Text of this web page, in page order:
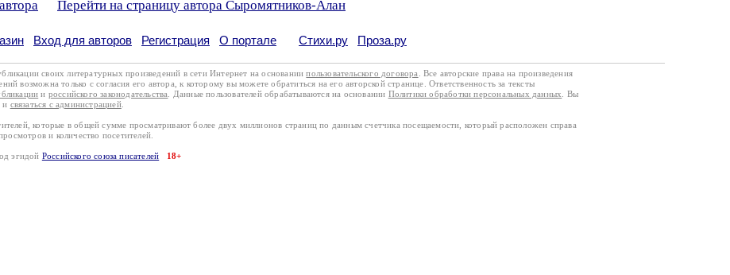
Перейти на страницу автора Сыромятников-Алан
Вход для авторов Регистрация О портале Стихи.ру Проза.ру
своих литературных произведений в сети Интернет на основаниипользовательского договора
. Все авторские права на произведения
возможна только с согласия его автора, к которому вы можете обратиться на его авторской странице. Ответственность за тексты
и российского законодательства . Данные пользователей обрабатываются на основании Политики обработки персональных данных
. Вы
и связаться с администрацией.
которые в общей сумме просматривают более двух миллионов страниц по данным счетчика посещаемости, который расположен справа
и количество посетителей.
эгидой Российского союза писателей 18+